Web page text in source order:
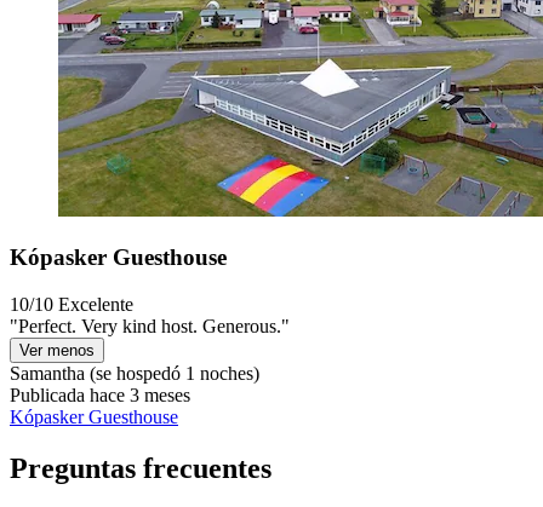
Kópasker Guesthouse
10/10 Excelente
"Perfect. Very kind host. Generous."
Ver menos
Samantha (se hospedó 1 noches)
Publicada hace 3 meses
Kópasker Guesthouse
Preguntas frecuentes